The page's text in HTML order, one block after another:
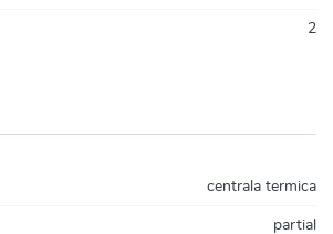
2
centrala termica
partial